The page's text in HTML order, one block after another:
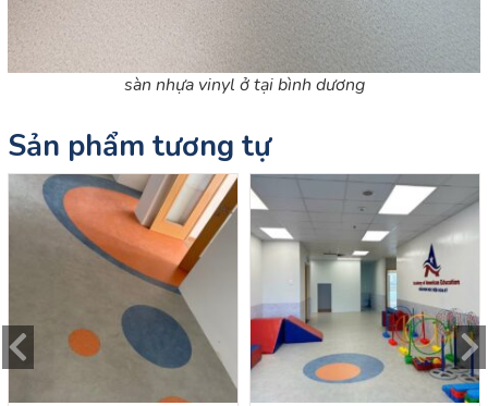
sàn nhựa vinyl ở tại bình dương
Sản phẩm tương tự